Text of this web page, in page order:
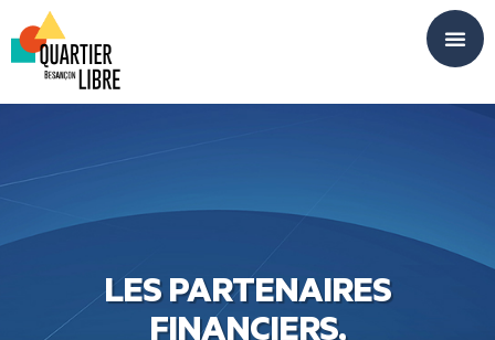
LES PARTENAIRES
FINANCIERS,
Panneau de gestion des cookies